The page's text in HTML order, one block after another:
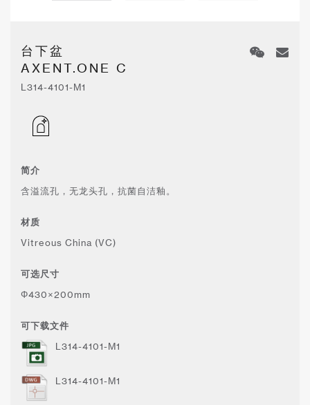
台下盆
AXENT.ONE C
L314-4101-M1
简介
含溢流孔，无龙头孔，抗菌自洁釉。
材质
Vitreous China (VC)
可选尺寸
Φ430×200mm
可下载文件
L314-4101-M1
L314-4101-M1